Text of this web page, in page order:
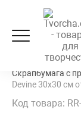
Скрапбумага с
Devine 30х30 см
Код товара: